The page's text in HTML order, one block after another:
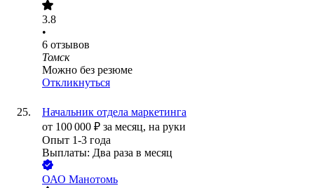
3.8
•
6 отзывов
Томск
Можно без резюме
Откликнуться
Начальник отдела маркетинга
от 100 000 ₽ за месяц, на руки
Опыт 1-3 года
Выплаты: Два раза в месяц
ОАО Манотомь